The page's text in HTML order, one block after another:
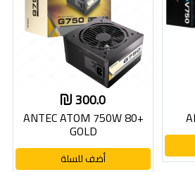
300.0
ANTEC ATOM 750W 80+
GOLD
أضف للسلة